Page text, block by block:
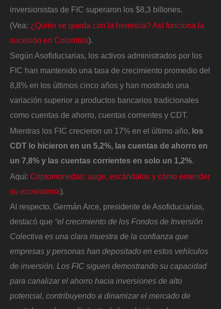
inversionistas de FIC superaron los $8,3 billones.
(Vea: ¿Quién se queda con la herencia? Así funciona la
sucesión en Colombia).
Según Asofiduciarias, los activos administrados por los
FIC han mantenido una tasa de crecimiento promedio del
8,8% en los últimos cinco años y han mostrado una
variación superior a productos bancarios tradicionales
como cuentas de ahorro, cuentas corrientes y CDT.
Mientras los FIC crecieron un 17% en el último año, los
CDT lo hicieron en un 5,2%, las cuentas de ahorro en
un 7,8% y las cuentas corrientes en solo un 1,2%.
Aquí: Criptomonedas: auge, escándalos y cómo entender
su ecosistema).
Al respecto, Germán Arce, presidente de Asofiduciarias,
destacó que “el crecimiento de los Fondos de Inversión
Colectiva es una clara muestra de la confianza que
empresas y personas han depositado en estos vehículos
de inversión. Los FIC siguen demostrando su capacidad
para canalizar el ahorro hacia inversiones de alto
potencial, contribuyendo a dinamizar el mercado de